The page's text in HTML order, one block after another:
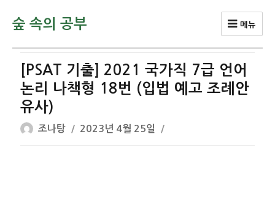
숲 속의 공부 메뉴
[PSAT 기출] 2021 국가직 7급 언어
논리 나책형 18번 (입법 예고 조례안
유사)
글
쓴
조나탕
작
성
2023년 4월 25일